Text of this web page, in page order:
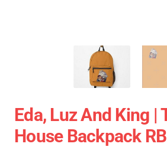
Eda, Luz And King |
House Backpack